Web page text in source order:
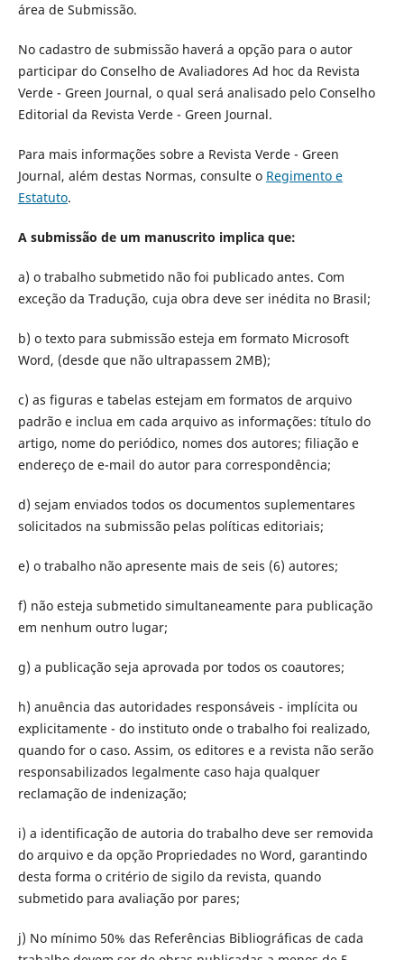
área de Submissão.
No cadastro de submissão haverá a opção para o autor
participar do Conselho de Avaliadores Ad hoc da Revista
Verde - Green Journal, o qual será analisado pelo Conselho
Editorial da Revista Verde - Green Journal.
Para mais informações sobre a Revista Verde - Green
Journal, além destas Normas, consulte o Regimento e
Estatuto.
A submissão de um manuscrito implica que:
a) o trabalho submetido não foi publicado antes. Com
exceção da Tradução, cuja obra deve ser inédita no Brasil;
b) o texto para submissão esteja em formato Microsoft
Word, (desde que não ultrapassem 2MB);
c) as figuras e tabelas estejam em formatos de arquivo
padrão e inclua em cada arquivo as informações: título do
artigo, nome do periódico, nomes dos autores; filiação e
endereço de e-mail do autor para correspondência;
d) sejam enviados todos os documentos suplementares
solicitados na submissão pelas políticas editoriais;
e) o trabalho não apresente mais de seis (6) autores;
f) não esteja submetido simultaneamente para publicação
em nenhum outro lugar;
g) a publicação seja aprovada por todos os coautores;
h) anuência das autoridades responsáveis ​​- implícita ou
explicitamente - do instituto onde o trabalho foi realizado,
quando for o caso. Assim, os editores e a revista não serão
responsabilizados legalmente caso haja qualquer
reclamação de indenização;
i) a identificação de autoria do trabalho deve ser removida
do arquivo e da opção Propriedades no Word, garantindo
desta forma o critério de sigilo da revista, quando
submetido para avaliação por pares;
j) No mínimo 50% das Referências Bibliográficas de cada